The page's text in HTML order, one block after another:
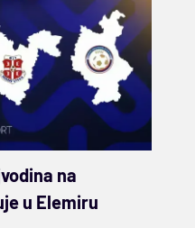
na
u Elemiru